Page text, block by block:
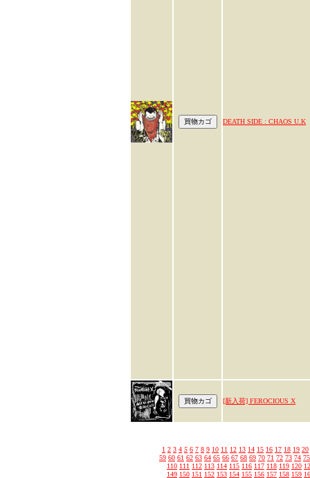
DEATH SIDE : CHAOS U.K
[新入荷] FEROCIOUS X
1 2 3 4 5 6 7 8 9 10 11 12 13 14 15 16 17 18 19 20
59 60 61 62 63 64 65 66 67 68 69 70 71 72 73 74 75
110 111 112 113 114 115 116 117 118 119 120
149 150 151 152 153 154 155 156 157 158 159